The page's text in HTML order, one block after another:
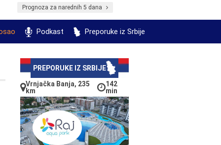
Prognoza za narednih 5 dana
Podkast Preporuke iz Srbije
PREPORUKE IZ SRBIJE
Vrnjačka Banja, 235
km
142
min